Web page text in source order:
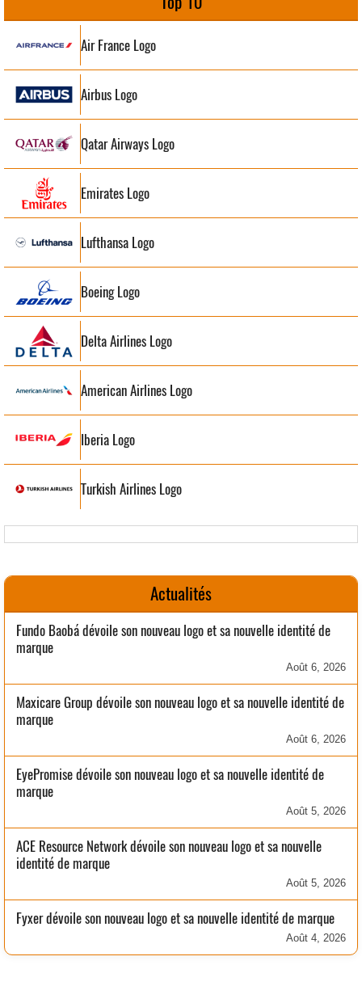
Air France Logo
Airbus Logo
Qatar Airways Logo
Emirates Logo
Lufthansa Logo
Boeing Logo
Delta Airlines Logo
American Airlines Logo
Iberia Logo
Turkish Airlines Logo
Actualités
Fundo Baobá dévoile son nouveau logo et sa nouvelle identité de
marque
Août 6, 2026
Maxicare Group dévoile son nouveau logo et sa nouvelle identité de
marque
Août 6, 2026
EyePromise dévoile son nouveau logo et sa nouvelle identité de
marque
Août 5, 2026
ACE Resource Network dévoile son nouveau logo et sa nouvelle
identité de marque
Août 5, 2026
Fyxer dévoile son nouveau logo et sa nouvelle identité de marque
Août 4, 2026